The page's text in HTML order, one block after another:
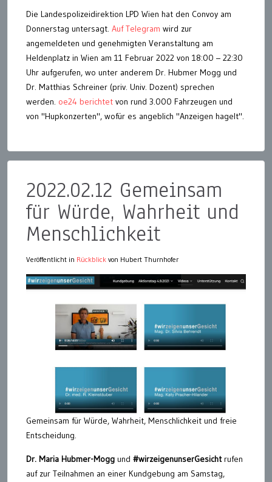
Die Landespolizeidirektion LPD Wien hat den Convoy am
Donnerstag untersagt. Auf Telegram wird zur
angemeldeten und genehmigten Veranstaltung am
Heldenplatz in Wien am 11 Februar 2022 von 18:00 – 22:30
Uhr aufgerufen, wo unter anderem Dr. Hubmer Mogg und
Dr. Matthias Schreiner (priv. Univ. Dozent) sprechen
werden. oe24 berichtet von rund 3.000 Fahrzeugen und
von "Hupkonzerten", wofür es angeblich "Anzeigen hagelt".
2022.02.12 Gemeinsam
für Würde, Wahrheit und
Menschlichkeit
Veröffentlicht in Rückblick von Hubert Thurnhofer
Gemeinsam für Würde, Wahrheit, Menschlichkeit und freie
Entscheidung.
Dr. Maria Hubmer-Mogg und #wirzeigenunserGesichtrufen
auf zur Teilnahmen an einer Kundgebung am Samstag,